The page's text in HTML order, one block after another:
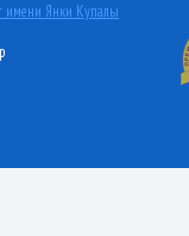
имени Янки Купалы